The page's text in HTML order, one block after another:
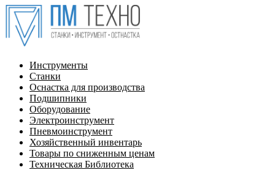
Инструменты
Станки
Оснастка для производства
Подшипники
Оборудование
Электроинструмент
Пневмоинструмент
Хозяйственный инвентарь
Товары по сниженным ценам
Техническая Библиотека